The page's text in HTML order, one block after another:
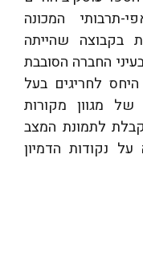
תרבותי המכונה
בקבוצה שהייתה
החברה הסובבת
לחריגים בעל
מגוון מקורות
לתמונת המצב
נקודות הדמיון